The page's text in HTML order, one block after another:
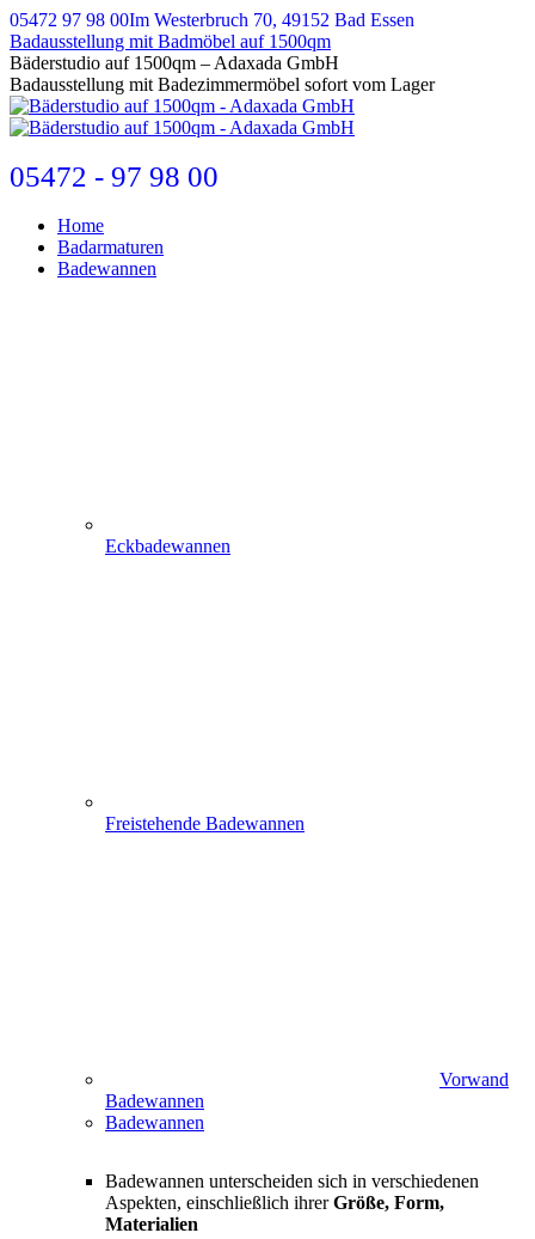
Zum
Inhalt
springen
05472 97 98 00Im Westerbruch 70, 49152 Bad Essen
Badausstellung mit Badmöbel auf 1500qm
E-
Mail
page
opens
new
window
Bäderstudio auf 1500qm – Adaxada GmbH
Badausstellung mit Badezimmermöbel sofort vom Lager
05472 - 97 98 00
Home
Badarmaturen
Badewannen
Eckbadewannen
Freistehende Badewannen
Vorwand
Badewannen
Badewannen
Badewannen unterscheiden sich in verschiedenen
Aspekten, einschließlich ihrerGröße, Form,
Materialien